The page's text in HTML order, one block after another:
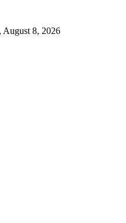
August 8, 2026